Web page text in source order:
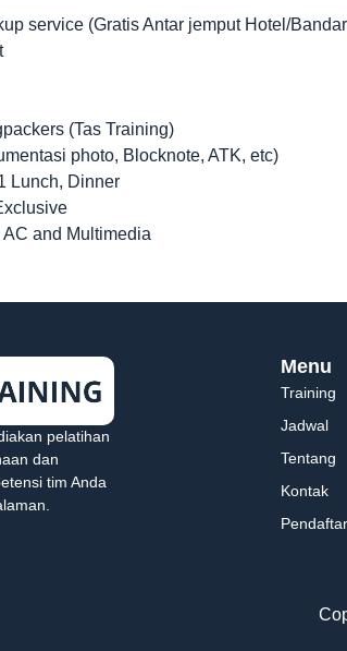
service (Gratis Antar jemput Hotel/
(Tas Training)
photo, Blocknote, ATK, etc)
Lunch, Dinner
and Multimedia
pelatihan
dan
tim Anda
Menu
Training
Jadwal
Tentang
Kontak